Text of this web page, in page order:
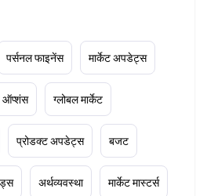
पर्सनल फाइनेंस मार्केट अपडेट्स
ऑप्शंस ग्लोबल मार्केट
प्रोडक्ट अपडेट्स बजट
अर्थव्यवस्था मार्केट मास्टर्स